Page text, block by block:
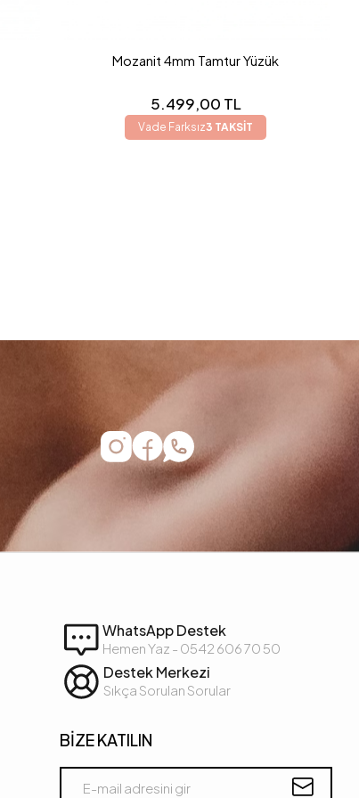
Mozanit 4mm Tamtur Yüzük
5.499,00 TL
Vade Farksız3 TAKSİT
WhatsApp Destek
Hemen Yaz - 0542 606 70 50
Destek Merkezi
Sıkça Sorulan Sorular
BİZE KATILIN